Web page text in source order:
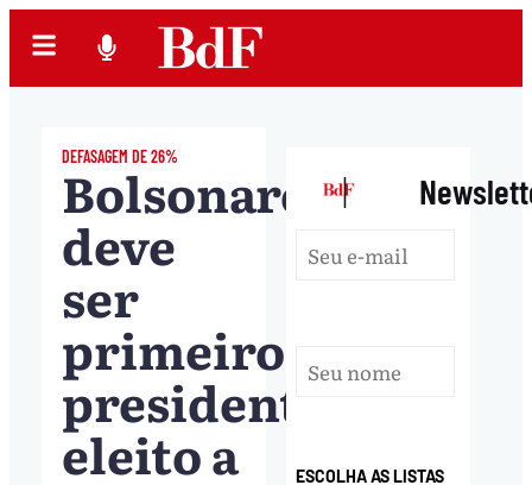
DEFASAGEM DE 26%
Bolsonaro
deve
ser
primeiro
presidente
eleito a
|
ESCOLHA AS LISTAS